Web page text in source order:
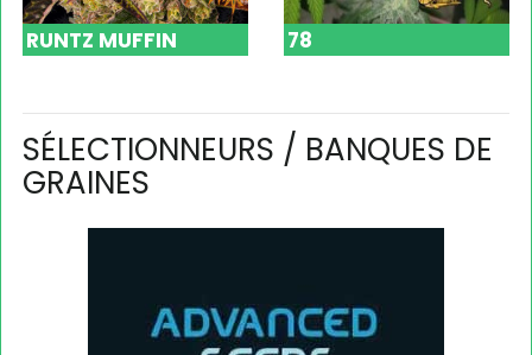
RUNTZ MUFFIN 78
SÉLECTIONNEURS / BANQUES DE
GRAINES